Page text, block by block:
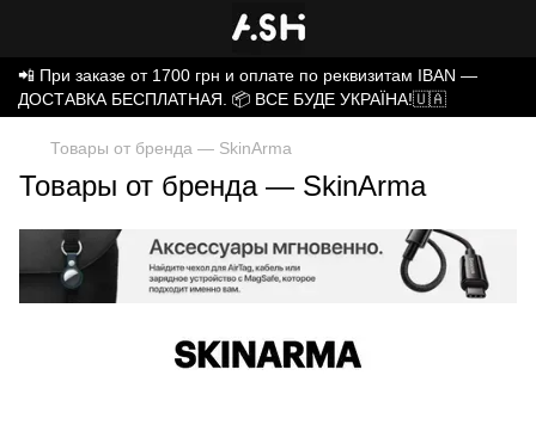
📲 При заказе от 1700 грн и оплате по реквизитам IBAN —
ДОСТАВКА БЕСПЛАТНАЯ. 📦 ВСЕ БУДЕ УКРАЇНА!🇺🇦
Товары от бренда — SkinArma
Товары от бренда — SkinArma